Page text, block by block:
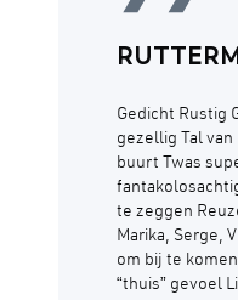
Gedicht Rustig
gezellig Tal
buurt Twas
te zeggen
Marika, Serge,
om bij te
“thuis” gevoel